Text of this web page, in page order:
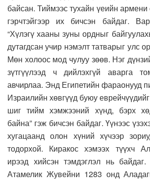
байсан. Тиймээс тухайн үеийн
гэрчтэйгээр их бичсэн байдаг.
“Хүлэгү хааны зуны ордныг
дутагдсан учир нэмэлт татварыг улс
Мөн холоос мод чулуу зөөв. Нэг
зүтгүүлээд ч дийлэхгүй аварга
авчирлаа. Энд Египетийн фараонууд
Израилийн хөвгүүд буюу
шиг тийм хэмжээний хүнд, бэрх
байна” гэж бичсэн байдаг. Үүнээс
хугацаанд олон хүний хүчээр
тодорхой. Киракос хэмээх түүхч
ирээд хийсэн тэмдэглэл нь
Атамелик Жувейни 1283 онд